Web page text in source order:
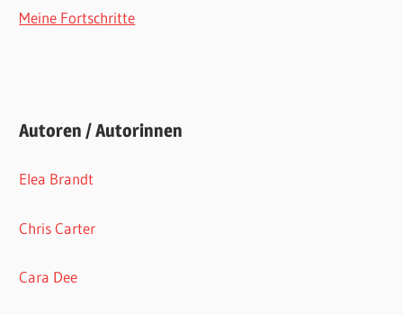
Meine Fortschritte
Autoren / Autorinnen
Elea Brandt
Chris Carter
Cara Dee